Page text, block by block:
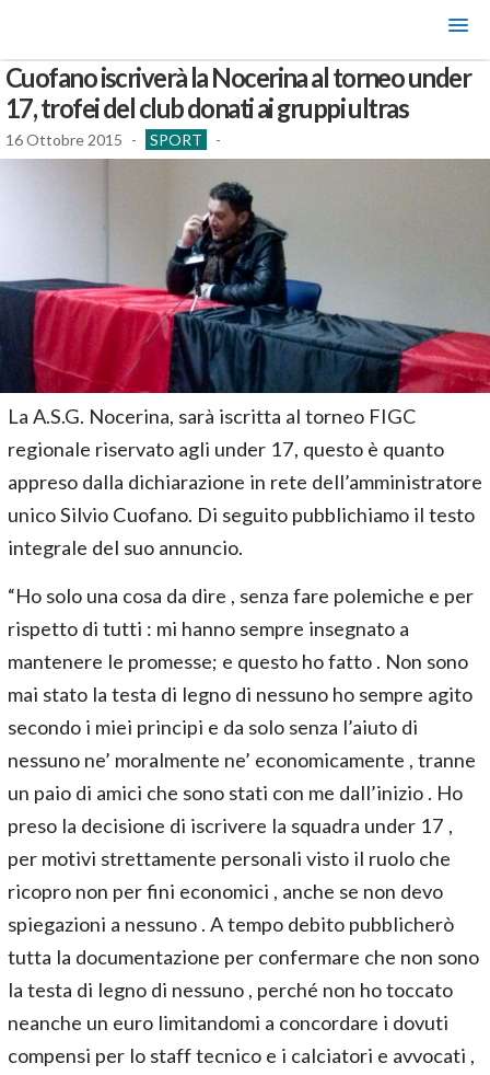
Cuofano iscriverà la Nocerina al torneo under
17, trofei del club donati ai gruppi ultras
16 Ottobre 2015 - SPORT -
La A.S.G. Nocerina, sarà iscritta al torneo FIGC
regionale riservato agli under 17, questo è quanto
appreso dalla dichiarazione in rete dell’amministratore
unico Silvio Cuofano. Di seguito pubblichiamo il testo
integrale del suo annuncio.
“Ho solo una cosa da dire , senza fare polemiche e per
rispetto di tutti : mi hanno sempre insegnato a
mantenere le promesse; e questo ho fatto . Non sono
mai stato la testa di legno di nessuno ho sempre agito
secondo i miei principi e da solo senza l’aiuto di
nessuno ne’ moralmente ne’ economicamente , tranne
un paio di amici che sono stati con me dall’inizio . Ho
preso la decisione di iscrivere la squadra under 17 ,
per motivi strettamente personali visto il ruolo che
ricopro non per fini economici , anche se non devo
spiegazioni a nessuno . A tempo debito pubblicherò
tutta la documentazione per confermare che non sono
la testa di legno di nessuno , perché non ho toccato
neanche un euro limitandomi a concordare i dovuti
compensi per lo staff tecnico e i calciatori e avvocati ,